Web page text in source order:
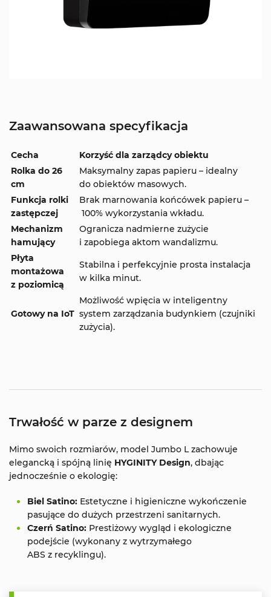
Zaawansowana specyfikacja
Cecha
Korzyść dla zarządcy obiektu
Rolka do 26
cm
Maksymalny zapas papieru – idealny
do obiektów masowych.
Funkcja rolki
zastępczej
Brak marnowania końcówek papieru –
100% wykorzystania wkładu.
Mechanizm
hamujący
Ogranicza nadmierne zużycie
i zapobiega aktom wandalizmu.
Płyta
montażowa
z poziomicą
Stabilna i perfekcyjnie prosta instalacja
w kilka minut.
Gotowy na IoT
Możliwość wpięcia w inteligentny
system zarządzania budynkiem (czujniki
zużycia).
Trwałość w parze z designem
Mimo swoich rozmiarów, model Jumbo L zachowuje
elegancką i spójną linię HYGINITY Design, dbając
jednocześnie o ekologię:
Biel Satino: Estetyczne i higieniczne wykończenie
pasujące do dużych przestrzeni sanitarnych.
Czerń Satino: Prestiżowy wygląd i ekologiczne
podejście (wykonany z wytrzymałego
ABS z recyklingu).